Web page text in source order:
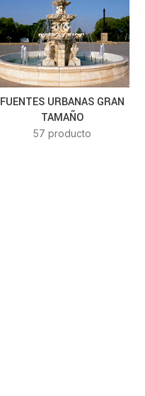
FUENTES URBANAS GRAN
TAMAÑO
57 producto